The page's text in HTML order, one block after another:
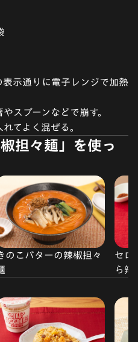
示通りに電子レンジで加熱
スプーンなどで崩す。
てよく混ぜる。
担々麺」を使っ
のこバターの辣椒担々
セロ
ら辣